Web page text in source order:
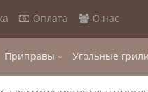
Оплата О нас
Приправы Угольные грили